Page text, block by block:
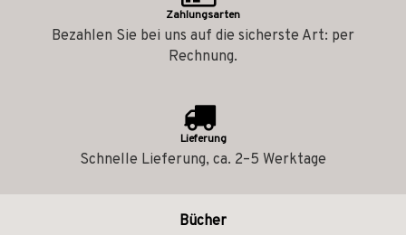
Zahlungsarten
Bezahlen Sie bei uns auf die sicherste Art: per
Rechnung.
Lieferung
Schnelle Lieferung, ca. 2–5 Werktage
Bücher